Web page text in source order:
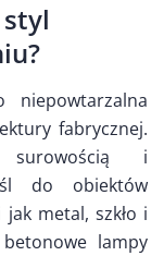
fabrycznej.
surowością i
do obiektów
metal, szkło i
lampy